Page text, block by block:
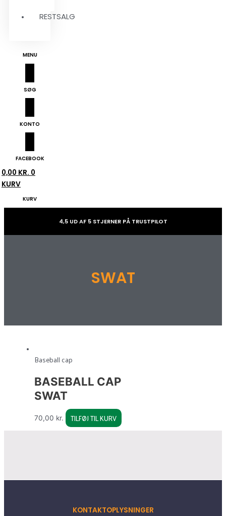
RESTSALG
MENU
SØG
KONTO
FACEBOOK
0,00 KR. 0
KURV
KURV
4,5 UD AF 5 STJERNER PÅ TRUSTPILOT
SWAT
Baseball cap
BASEBALL CAP
SWAT
70,00 kr. TILFØJ TIL KURV
KONTAKTOPLYSNINGER